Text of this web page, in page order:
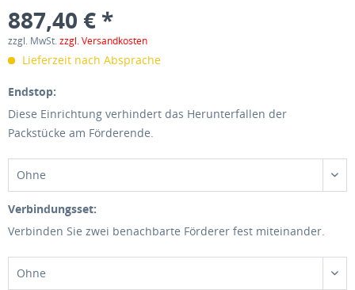
887,40 € *
zzgl. MwSt.zzgl. Versandkosten
Lieferzeit nach Absprache
Endstop:
Diese Einrichtung verhindert das Herunterfallen der
Packstücke am Förderende.
Ohne
Verbindungsset:
Verbinden Sie zwei benachbarte Förderer fest miteinander.
Ohne